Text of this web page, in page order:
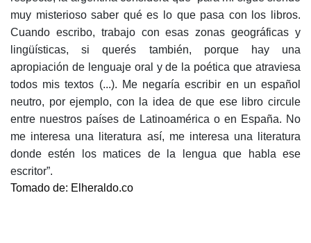
muy misterioso saber qué es lo que pasa con los libros.
Cuando escribo, trabajo con esas zonas geográficas y
lingüísticas, si querés también, porque hay una
apropiación de lenguaje oral y de la poética que atraviesa
todos mis textos (...). Me negaría escribir en un español
neutro, por ejemplo, con la idea de que ese libro circule
entre nuestros países de Latinoamérica o en España. No
me interesa una literatura así, me interesa una literatura
donde estén los matices de la lengua que habla ese
escritor”.
Tomado de: Elheraldo.co